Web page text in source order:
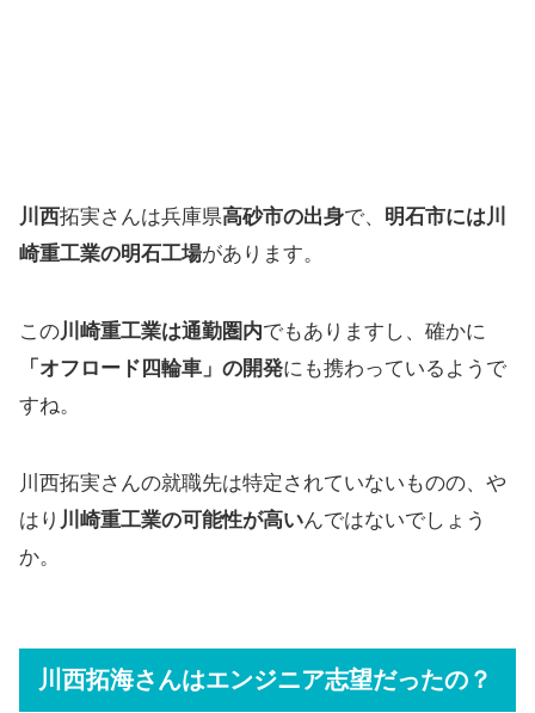
川西拓実さんは兵庫県高砂市の出身で、 明石市には川
崎重工業の明石工場があります。
この川崎重工業は通勤圏内でもありますし、確かに
「オフロード四輪車」の開発にも携わっているようで
すね。
川西拓実さんの就職先は特定されていないものの、や
はり 川崎重工業の可能性が高いんではないでしょう
か。
川西拓海さんはエンジニア志望だったの？